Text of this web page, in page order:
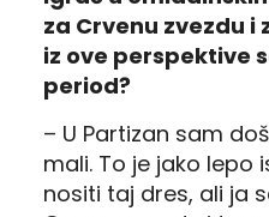
za Crvenu zvezdu i
iz ove perspektive
period?
– U Partizan sam
mali. To je jako lepo
nositi taj dres, ali ja